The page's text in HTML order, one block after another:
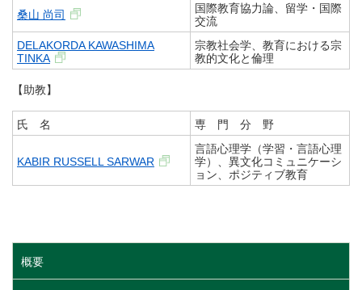
桑山 尚司
国際教育協力論、留学・国際
交流
DELAKORDA KAWASHIMA
TINKA
宗教社会学、教育における宗
教的文化と倫理
【助教】
氏 名 専 門 分 野
KABIR RUSSELL SARWAR
言語心理学（学習・言語心理
学）、異文化コミュニケーシ
ョン、ポジティブ教育
概要